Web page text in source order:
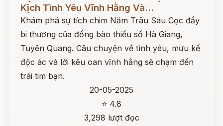
Kịch Tình Yêu Vĩnh Hằng Và...
Khám phá sự tích chim Năm Trâu Sáu Cọc đầy
bi thương của đồng bào thiểu số Hà Giang,
Tuyên Quang. Câu chuyện về tình yêu, mưu kế
độc ác và lời kêu oan vĩnh hằng sẽ chạm đến
trái tim bạn.
20-05-2025
⭐ 4.8
3,298 lượt đọc